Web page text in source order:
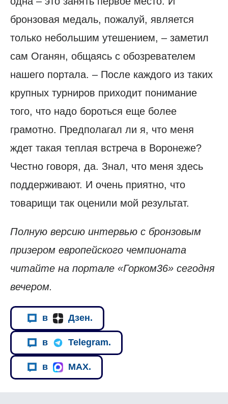
бронзовая медаль, пожалуй, является
только небольшим утешением, – заметил
сам Оганян, общаясь с обозревателем
нашего портала. – После каждого из таких
крупных турниров приходит понимание
того, что надо бороться еще более
грамотно. Предполагал ли я, что меня
ждет такая теплая встреча в Воронеже?
Честно говоря, да. Знал, что меня здесь
поддерживают. И очень приятно, что
товарищи так оценили мой результат.
Полную версию интервью с бронзовым
призером европейского чемпионата
читайте на портале «Горком36» сегодня
вечером.
в Дзен.
в Telegram.
в MAX.